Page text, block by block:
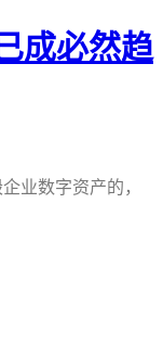
成必然趋
业数字资产的，